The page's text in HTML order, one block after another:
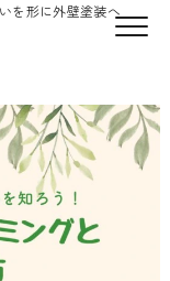
を形に外壁塗装へ